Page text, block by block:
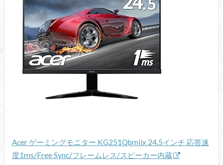
Acer ゲーミングモニター KG251Qbmiix 24.5インチ 応答速
度1ms/Free Sync/フレームレス/スピーカー内蔵